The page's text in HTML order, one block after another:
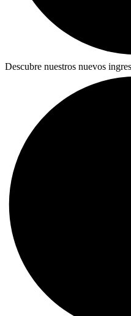
Descubre nuestros nuevos